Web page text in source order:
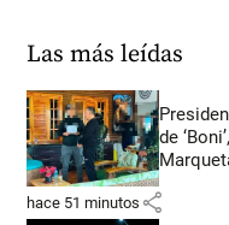
Las más leídas
de
hace 51 minutos share